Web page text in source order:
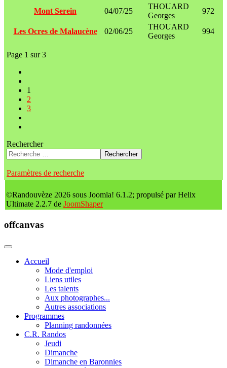
Mont Serein 04/07/25
THOUARD
Georges
972
Les Ocres de Malaucène 02/06/25
THOUARD
Georges
994
Page 1 sur 3
1
2
3
Rechercher
Rechercher
Paramètres de recherche
©Randouvèze 2026 sous Joomla! 6.1.2; propulsé par Helix
Ultimate 2.2.7 de JoomShaper
offcanvas
Accueil
Mode d'emploi
Liens utiles
Les talents
Aux photographes...
Autres associations
Programmes
Planning randonnées
C.R. Randos
Jeudi
Dimanche
Dimanche en Baronnies